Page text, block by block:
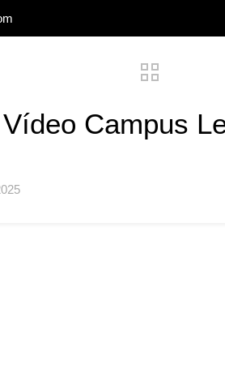
Campus